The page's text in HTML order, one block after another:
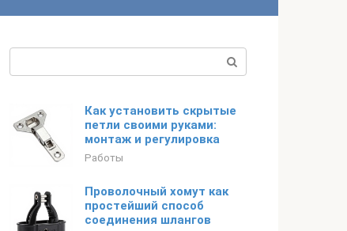
Как установить скрытые
петли своими руками:
монтаж и регулировка
Работы
Проволочный хомут как
простейший способ
соединения шлангов